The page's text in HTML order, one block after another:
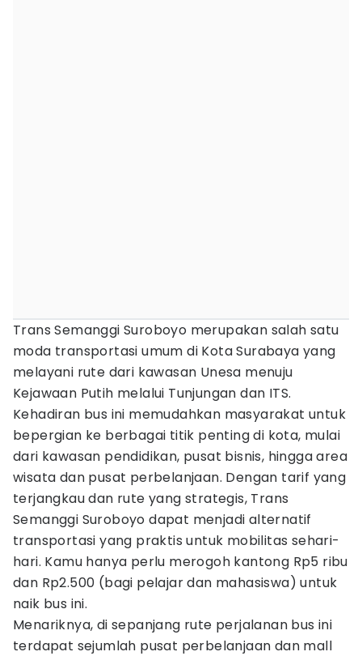
Trans Semanggi Suroboyo merupakan salah satu
moda transportasi umum di Kota Surabaya yang
melayani rute dari kawasan Unesa menuju
Kejawaan Putih melalui Tunjungan dan ITS.
Kehadiran bus ini memudahkan masyarakat untuk
bepergian ke berbagai titik penting di kota, mulai
dari kawasan pendidikan, pusat bisnis, hingga area
wisata dan pusat perbelanjaan. Dengan tarif yang
terjangkau dan rute yang strategis, Trans
Semanggi Suroboyo dapat menjadi alternatif
transportasi yang praktis untuk mobilitas sehari-
hari. Kamu hanya perlu merogoh kantong Rp5 ribu
dan Rp2.500 (bagi pelajar dan mahasiswa) untuk
naik bus ini.
Menariknya, di sepanjang rute perjalanan bus ini
terdapat sejumlah pusat perbelanjaan dan mall